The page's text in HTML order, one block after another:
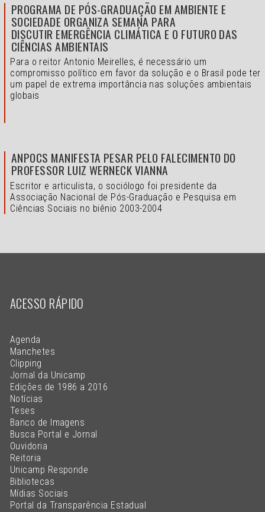
PROGRAMA DE PÓS-GRADUAÇÃO EM AMBIENTE E
SOCIEDADE ORGANIZA SEMANA PARA
DISCUTIR EMERGÊNCIA CLIMÁTICA E O FUTURO DAS
CIÊNCIAS AMBIENTAIS
Para o reitor Antonio Meirelles, é necessário um
compromisso político em favor da solução e o Brasil pode ter
um papel de extrema importância nas soluções ambientais
globais
ANPOCS MANIFESTA PESAR PELO FALECIMENTO DO
PROFESSOR LUIZ WERNECK VIANNA
Escritor e articulista, o sociólogo foi presidente da
Associação Nacional de Pós-Graduação e Pesquisa em
Ciências Sociais no biênio 2003-2004
ACESSO RÁPIDO
Agenda
Manchetes
Clipping
Jornal da Unicamp
Edições de 1986 a 2016
Notícias
Teses
Banco de Imagens
Busca Portal e Jornal
Ouvidoria
Reitoria
Unicamp Responde
Bibliotecas
Mídias Sociais
Portal da Transparência Estadual